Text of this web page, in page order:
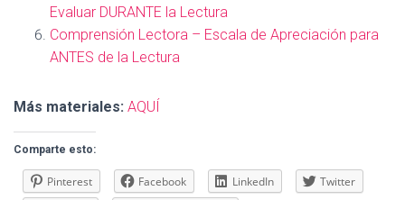
Evaluar DURANTE la Lectura
Comprensión Lectora – Escala de Apreciación para
ANTES de la Lectura
Más materiales: AQUÍ
Comparte esto:
Pinterest Facebook LinkedIn
Twitter